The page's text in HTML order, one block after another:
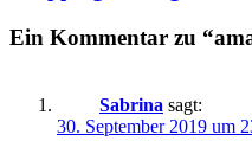
Ein Kommentar zu
Sabrina sagt:
30. September 2019 um